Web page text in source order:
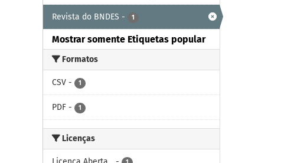
Revista do BNDES - 1
Mostrar somente Etiquetas popular
Formatos
CSV - 1
PDF - 1
Licenças